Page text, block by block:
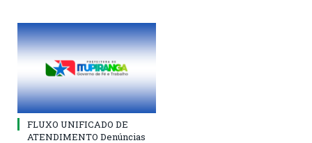
FLUXO UNIFICADO DE
ATENDIMENTO Denúncias